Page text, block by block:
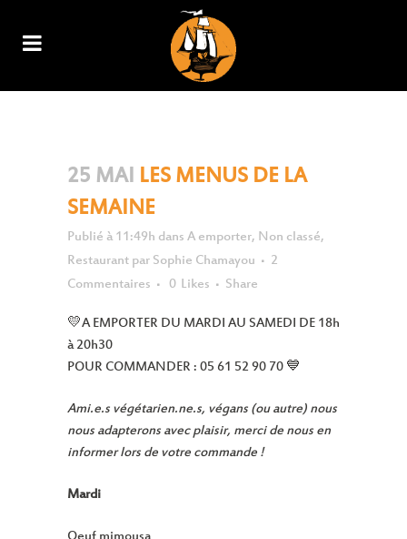
25 MAI LES MENUS DE LA
SEMAINE
Publié à 11:49h dans A emporter, Non classé,
Restaurant par Sophie Chamayou
2
Commentaires
0 Likes Share
💛A EMPORTER DU MARDI AU SAMEDI DE 18h
à 20h30
POUR COMMANDER : 05 61 52 90 70 💙
Ami.e.s végétarien.ne.s, végans (ou autre) nous
nous adapterons avec plaisir, merci de nous en
informer lors de votre commande !
Mardi